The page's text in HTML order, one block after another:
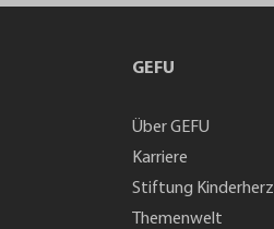
GEFU
Über GEFU
Karriere
Stiftung Kinderherz
Themenwelt